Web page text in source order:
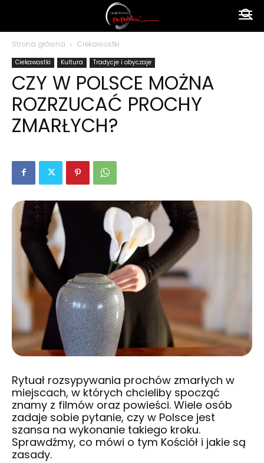
polsku
Strona główna Ciekawostki
Ciekawostki Kultura Tradycje i obyczaje
CZY W POLSCE MOŻNA
ROZRZUCAĆ PROCHY
ZMARŁYCH?
Rytuał rozsypywania prochów zmarłych w
miejscach, w których chcieliby spocząć
znamy z filmów oraz powieści. Wiele osób
zadaje sobie pytanie, czy w Polsce jest
szansa na wykonanie takiego kroku.
Sprawdźmy, co mówi o tym Kościół i jakie są
zasady.